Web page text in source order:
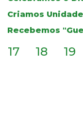
Criamos
Recebemos
17 18 19